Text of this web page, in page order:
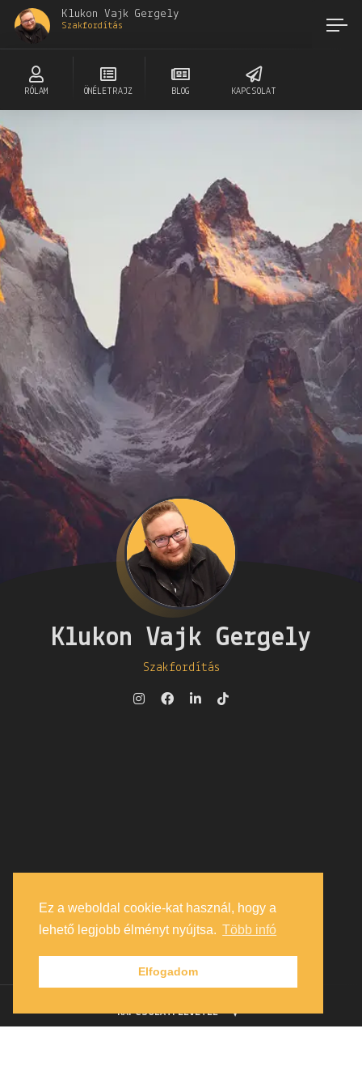
Klukon Vajk Gergely
Szakfordítás
RÓLAM ÖNÉLETRAJZ BLOG KAPCSOLAT
Klukon Vajk Gergely
Szakfordítás
KAPCSOLATFELVÉTEL
Ez a weboldal cookie-kat használ, hogy a
lehető legjobb élményt nyújtsa. Több infó
Elfogadom